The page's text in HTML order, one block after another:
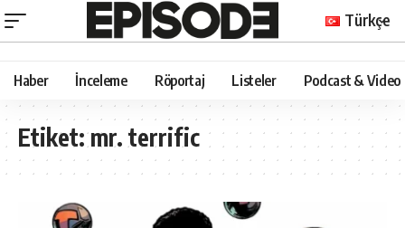
Türkçe
Haber İnceleme Röportaj Listeler Podcast & Video
Etiket:mr. terrific